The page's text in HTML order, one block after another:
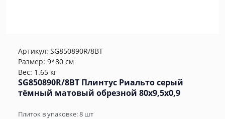
Артикул: SG850890R/8BT
Размер: 9*80 см
Вес: 1.65 кг
SG850890R/8BT Плинтус Риальто серый
тёмный матовый обрезной 80x9,5x0,9
Плиток в упаковке:8 шт